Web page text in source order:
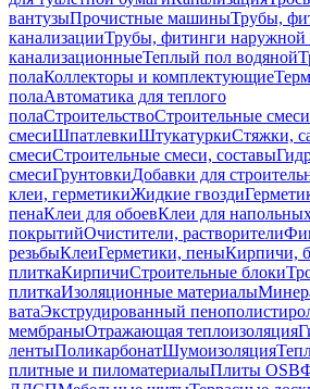
вантузыПрочистные машиныТрубы,
канализацииТрубы, фитинги наружной
канализационныеТеплый пол водяной
полаКоллекторы и комплектующие
полаАвтоматика для теплого
полаСтроительствоСтроительные
смесиШпатлевкиШтукатуркиСтяжки,
смесиСтроительные смеси, составы
смесиГрунтовкиДобавки для
клеи, герметикиЖидкие гвозди
пенаКлеи для обоевКлеи для
покрытийОчистители, растворители
резьбыКлеиГерметики, пеныКирпичи,
плиткаКирпичиСтроительные блоки
плиткаИзоляционные материалы
ватаЭкструдированный
мембраныОтражающая теплоизоляция
лентыПоликарбонатШумоизоляция
плитные и пиломатериалыПлиты OSB